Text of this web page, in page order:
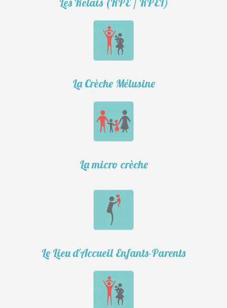
La Crèche Mélusine
La micro crèche
Le Lieu d'Accueil Enfants-Parents